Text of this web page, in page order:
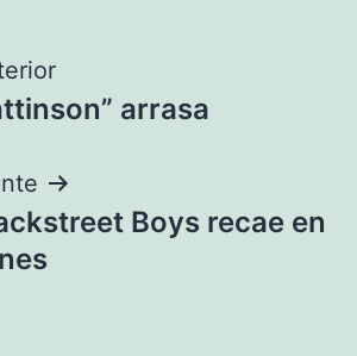
arrasa
Boys recae en